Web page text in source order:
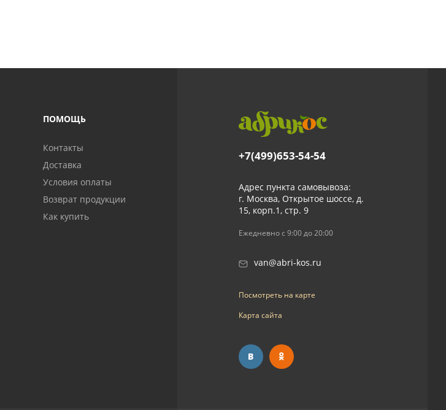
ПОМОЩЬ
Контакты
Доставка
Условия оплаты
Возврат продукции
Как купить
+7(499)653-54-54
Адрес пункта самовывоза:
г. Москва, Открытое шоссе, д.
15, корп.1, стр. 9
Ежедневно с 9:00 до 20:00
van@abri-kos.ru
Посмотреть на карте
Карта сайта